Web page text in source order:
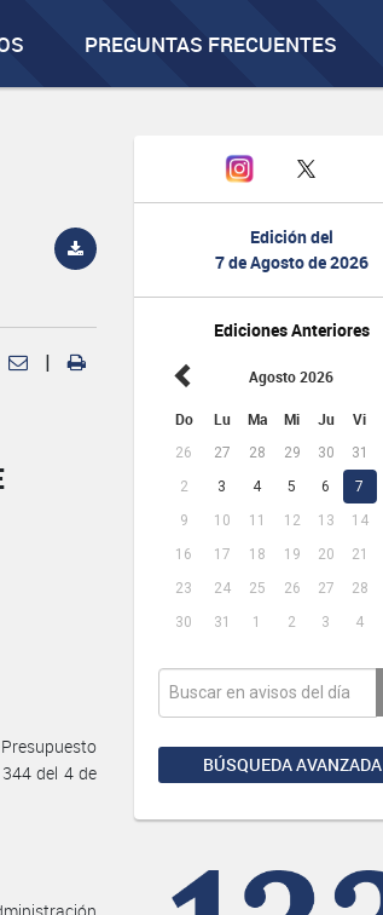
PREGUNTAS FRECUENTES
Edición del
7 de Agosto de 2026
Ediciones Anteriores
Agosto 2026
Do Lu Ma Mi Ju Vi
26 27 28 29 30 31
2
3 4 5 6 7
9
10 11 12 13 14
16
17 18 19 20 21
23
24 25 26 27 28
30
31 1 2 3 4
BÚSQUEDA AVANZADA
|
del 4 de